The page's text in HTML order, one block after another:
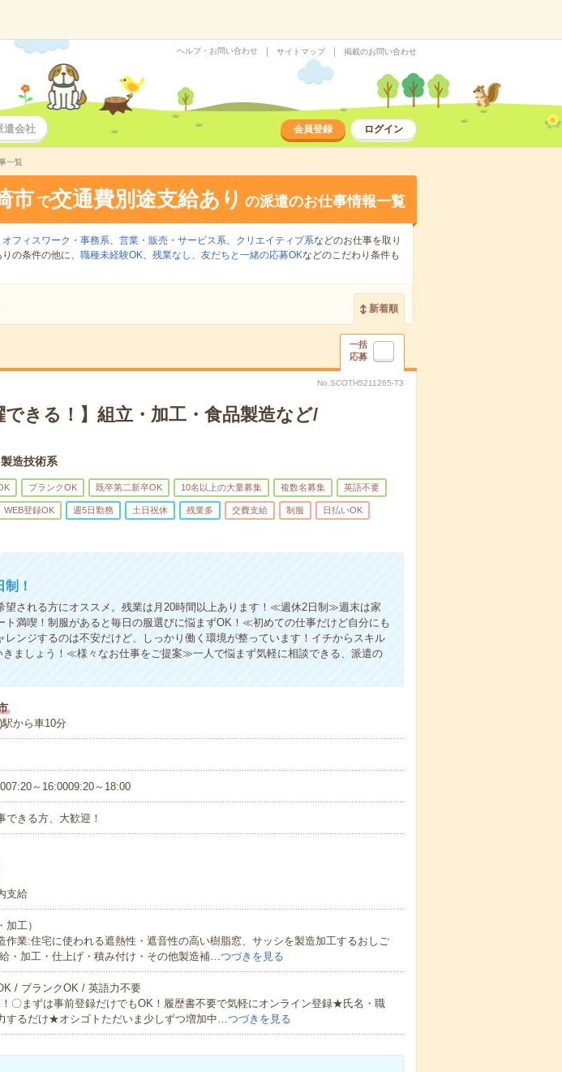
ヘルプ・お問い合わせ サイトマップ 掲載のお問い合わせ
遣会社 会員登録 ログイン
一覧
市 で交通費別途支給あり の派遣のお仕事情報一覧
オフィスワーク・事務系、 営業・販売・サービス系、 クリエイティブ系などのお仕事を取り
の条件の他に、 職種未経験OK、 残業なし 、 友だちと一緒の応募OKなどのこだわり条件も
新着順
一括
応募
No.SCOTH5211265-T3
できる！】組立・加工・食品製造など/
造技術系
ブランクOK 既卒第二新卒OK 10名以上の大量募集 複数名募集 英語不要
WEB登録OK 週5日勤務 土日祝休 残業多 交費支給 制服 日払いOK
！
される方にオススメ。残業は月20時間以上あります！≪週休2日制≫週末は家
ト満喫！制服があると毎日の服選びに悩まずOK！≪初めての仕事だけど自分にも
ンジするのは不安だけど、しっかり働く環境が整っています！イチからスキル
きましょう！≪様々なお仕事をご提案≫一人で悩まず気軽に相談できる、派遣の
から車10分
～16:0009:20～18:00
できる方、大歓迎！
支給
工）
作業:住宅に使われる遮熱性・遮音性の高い樹脂窓、サッシを製造加工するおしご
・加工・仕上げ・積み付け・その他製造補…つづきを見る
/ ブランクOK / 英語力不要
〇まずは事前登録だけでもOK！履歴書不要で気軽にオンライン登録★氏名・職
するだけ★オシゴトただいま少しずつ増加中…つづきを見る